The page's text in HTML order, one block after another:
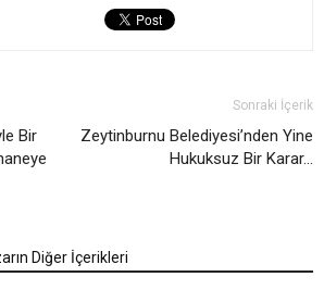
Bir
Sonraki İçerik
Zeytinburnu Belediyesi’nden Yine
Hukuksuz Bir Karar…
Diğer İçerikleri